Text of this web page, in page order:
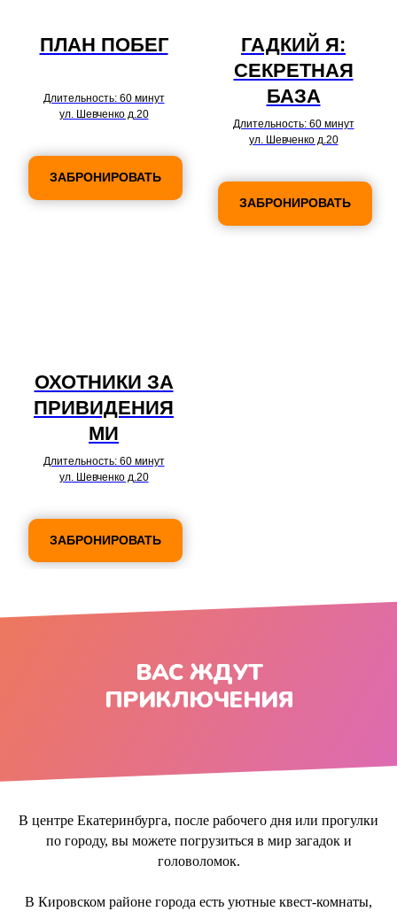
ПЛАН ПОБЕГ
Длительность: 60 минут
ул. Шевченко д.20
ЗАБРОНИРОВАТЬ
ГАДКИЙ Я:
СЕКРЕТНАЯ
БАЗА
Длительность: 60 минут
ул. Шевченко д.20
ЗАБРОНИРОВАТЬ
ОХОТНИКИ ЗА
ПРИВИДЕНИЯ
МИ
Длительность: 60 минут
ул. Шевченко д.20
ЗАБРОНИРОВАТЬ
ВАС ЖДУТ
ПРИКЛЮЧЕНИЯ
В центре Екатеринбурга, после рабочего дня или прогулки
по городу, вы можете погрузиться в мир загадок и
головоломок.
В Кировском районе города есть уютные квест-комнаты,